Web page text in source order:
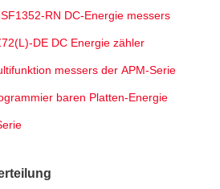
RN DC-Energie messers
DE DC Energie zähler
messers der APM-Serie
baren Platten-Energie